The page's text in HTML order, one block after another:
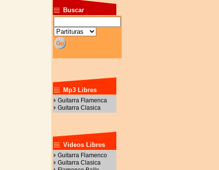
Buscar
Mp3 Libres
Guitarra Flamenca
Guitarra Clasica
Videos Libres
Guitarra Flamenco
Guitarra Clasica